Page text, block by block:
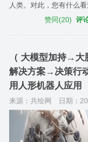
人类。对此，您有什么看
赞同(20) 评
（ 大模型加持→
解决方案→决策行
用人形机器人应用
来源：共绘网 日期：